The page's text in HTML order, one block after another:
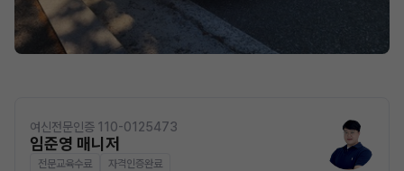
여신전문인증 110-0125473
임준영 매니저
전문교육수료 자격인증완료